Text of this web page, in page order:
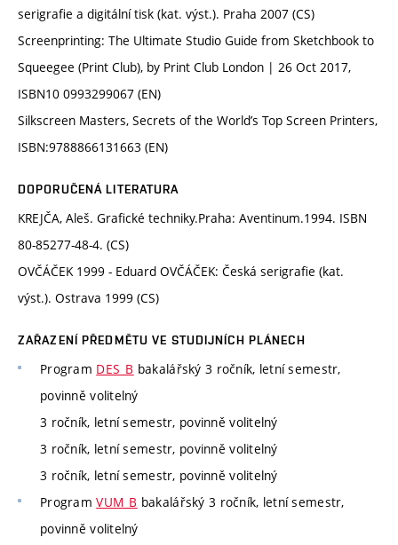
serigrafie a digitální tisk (kat. výst.). Praha 2007 (CS)
Screenprinting: The Ultimate Studio Guide from Sketchbook to
Squeegee (Print Club), by Print Club London | 26 Oct 2017,
ISBN10​ 0993299067 (EN)
Silkscreen Masters, Secrets of the World’s Top Screen Printers,
ISBN:9788866131663 (EN)
DOPORUČENÁ LITERATURA
KREJČA, Aleš. Grafické techniky.Praha: Aventinum.1994. ISBN
80-85277-48-4. (CS)
OVČÁČEK 1999 - Eduard OVČÁČEK: Česká serigrafie (kat.
výst.). Ostrava 1999 (CS)
ZAŘAZENÍ PŘEDMĚTU VE STUDIJNÍCH PLÁNECH
Program DES_B bakalářský 3 ročník, letní semestr,
povinně volitelný
3 ročník, letní semestr, povinně volitelný
3 ročník, letní semestr, povinně volitelný
3 ročník, letní semestr, povinně volitelný
ProgramVUM_B bakalářský 3 ročník, letní semestr,
povinně volitelný